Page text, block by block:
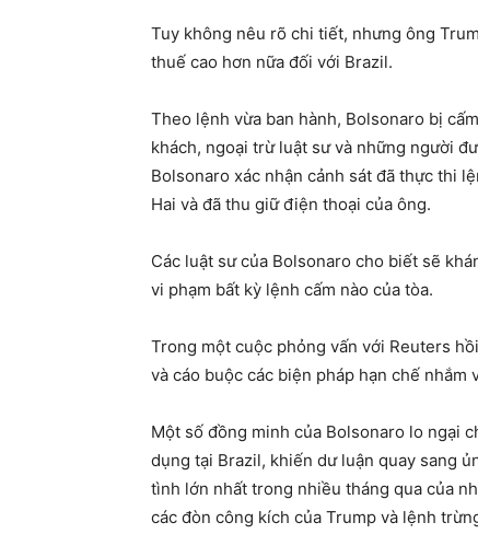
Tuy không nêu rõ chi tiết, nhưng ông
thuế cao hơn nữa đối với Brazil.
Theo lệnh vừa ban hành, Bolsonaro bị
khách, ngoại trừ luật sư và những người
Bolsonaro xác nhận cảnh sát đã thực thi
Hai và đã thu giữ điện thoại của ông.
Các luật sư của Bolsonaro cho biết sẽ
vi phạm bất kỳ lệnh cấm nào của tòa.
Trong một cuộc phỏng vấn với Reuters
và cáo buộc các biện pháp hạn chế nhắm
Một số đồng minh của Bolsonaro lo ngại
dụng tại Brazil, khiến dư luận quay sang
tình lớn nhất trong nhiều tháng qua của
các đòn công kích của Trump và lệnh